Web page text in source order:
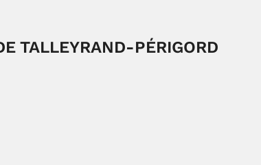
TALLEYRAND-PÉRIGORD